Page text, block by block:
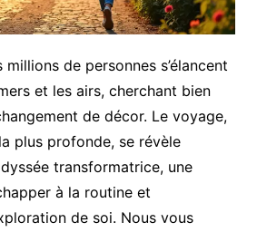
millions de personnes s’élancent
et les airs, cherchant bien
de décor. Le voyage,
plus profonde, se révèle
transformatrice, une
à la routine et
de soi. Nous vous